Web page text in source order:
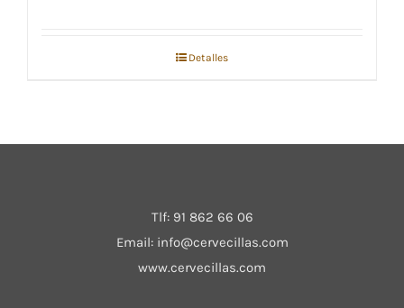
Detalles
Tlf: 91 862 66 06
Email: info@cervecillas.com
www.cervecillas.com